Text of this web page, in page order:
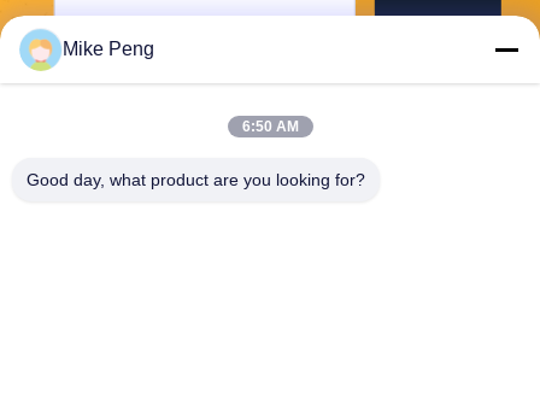
Mike Peng
6:50 AM
Good day, what product are you looking for?